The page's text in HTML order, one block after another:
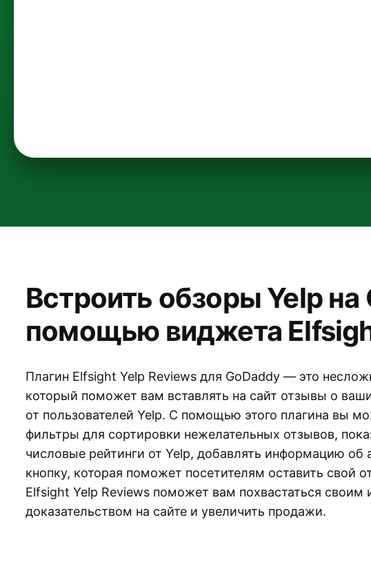
Встроить обзоры Yelp на
помощью виджета
Плагин Elfsight Yelp Reviews для GoDaddy — это
который поможет вам вставлять на сайт отзывы о
от пользователей Yelp. С помощью этого плагина вы
фильтры для сортировки нежелательных отзывов,
числовые рейтинги от Yelp, добавлять информацию об
кнопку, которая поможет посетителям оставить свой
Elfsight Yelp Reviews поможет вам похвастаться
доказательством на сайте и увеличить продажи.